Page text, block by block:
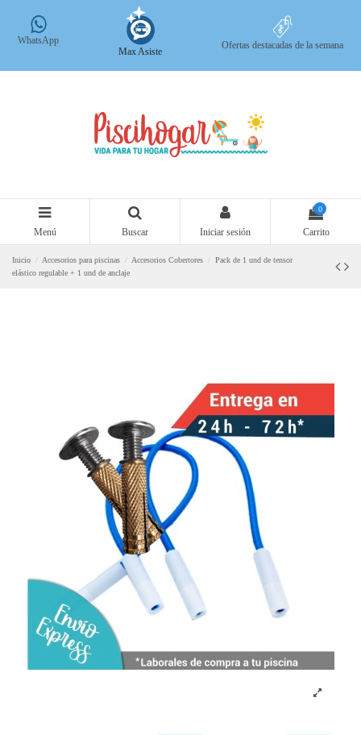
WhatsApp
Max Asiste
Ofertas destacadas de la semana
Menú Buscar Iniciar sesión
0
Carrito
Inicio Accesorios para piscinas Accesorios Cobertores
Pack de 1 und de tensor
elástico regulable + 1 und de anclaje